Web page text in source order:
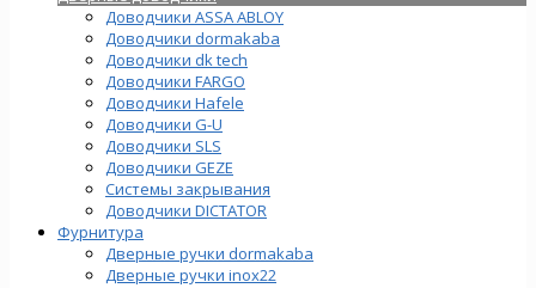
Доводчики ASSA ABLOY
Доводчики dormakaba
Доводчики dk tech
Доводчики FARGO
Доводчики Hafele
Доводчики G-U
Доводчики SLS
Доводчики GEZE
Cистемы закрывания
Доводчики DICTATOR
Фурнитура
Дверные ручки dormakaba
Дверные ручки inox22